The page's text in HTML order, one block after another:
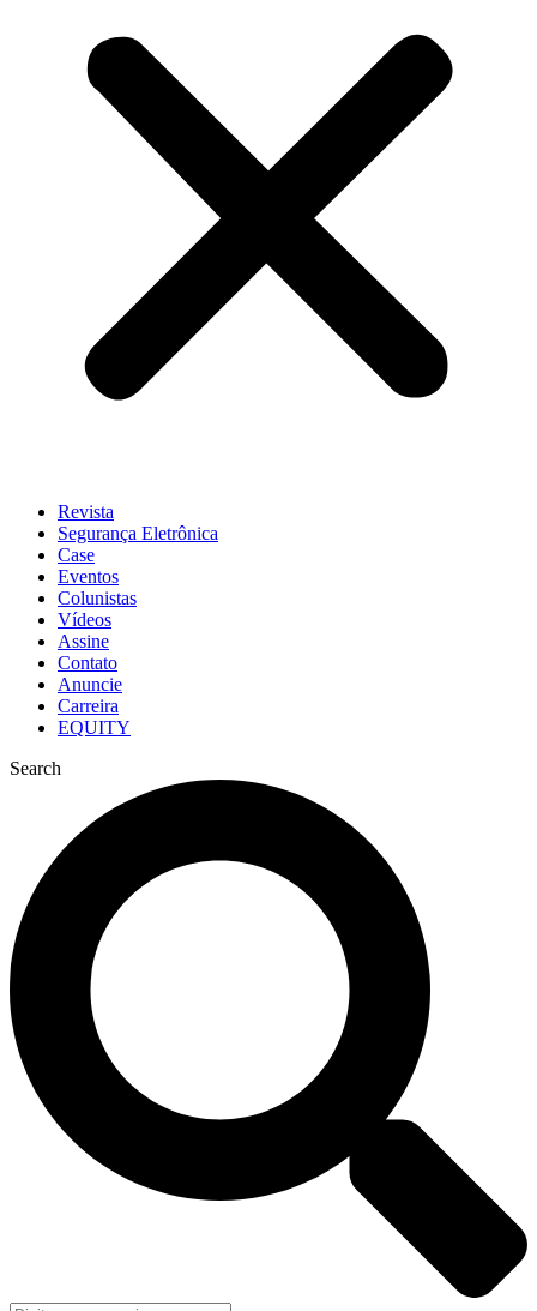
Revista
Segurança Eletrônica
Case
Eventos
Colunistas
Vídeos
Assine
Contato
Anuncie
Carreira
EQUITY
Search